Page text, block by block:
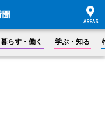
暮らす・働く 学ぶ・知る